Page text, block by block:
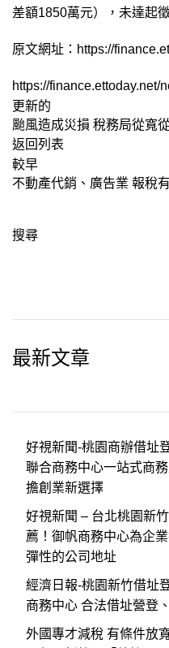
差額1850萬元），未達起
原文網址：https://
https://finance.ettoday.net/
更新的
颱風造成災損 稅務局從寬
返回列表
較早
不動產代銷、廣告業 報稅
搜尋
最新文章
好視新聞-桃園商辦借址
聯合商務中心一站式商
擔創業新選擇
好視新聞 – 台北桃園新
薦！御帆商務中心為企
彈性的公司地址
經濟日報-桃園新竹借址
商務中心 合法借址營登
外國專才減稅 有條件放